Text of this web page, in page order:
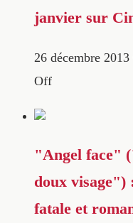
janvier sur
26 décembre 2013
Off
"Angel face"
doux visage")
fatale et